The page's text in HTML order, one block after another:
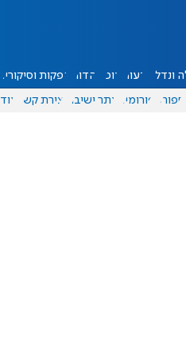
ונדל"ן דעות אוכל יהדות הפקות וסיקורים
ספורט פורומים אתר ישיבה יצירת קשר עוד